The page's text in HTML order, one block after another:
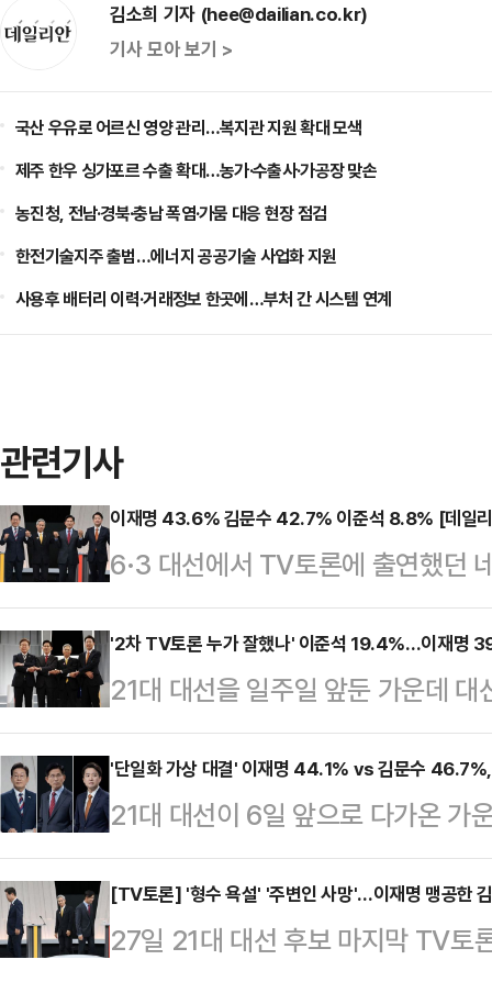
김소희 기자 (hee@dailian.co.kr)
기사 모아 보기 >
국산 우유로 어르신 영양 관리…복지관 지원 확대 모색
제주 한우 싱가포르 수출 확대…농가·수출사·가공장 맞손
농진청, 전남·경북·충남 폭염·가뭄 대응 현장 점검
한전기술지주 출범…에너지 공공기술 사업화 지원
사용후 배터리 이력·거래정보 한곳에…부처 간 시스템 연계
관련기사
이재명 43.6% 김문수 42.7% 이준석 8.8% [데일
6·3 대선에서 TV토론에 출연했던
문한 결과, 이재명 더불어민주당
42.7%를 기록했다. 두 후보 간 격
다.'호텔경제학' '커피 원가 120원' '
논란과 김문수 후보의 뒷심이 맞물
다만 이번 설문에서는 국민의힘을
보수 과표집 현상이 발생했을 가능
이…
'2차 TV토론 누가 잘했나' 이준석 19.4%…이재명
21대 대선을 일주일 앞둔 가운데
한 후보'가 누군지 묻는 설문에 이
냈다. 이재명 더불어민주당 후보
라는 응답은 33.9%였다.데일리안
의뢰해 지난 26일부터 27일까지
시된 대선 후보 2차 TV토론에 대해
냐'고 질문한 결과, 응답자의
'단일화 가상 대결' 이재명 44.1% vs 김문수
21대 대선이 6일 앞으로 다가온 가
개혁신당 후보의 '단일화'를 가정하
대결을 벌일 시, 이재명 후보와 김
이게 되는 것으로 나타났다.데일리
[TV토론] '형수 욕설' '주변인 사망'…이재명 맹공한
27일 21대 대선 후보 마지막 TV토